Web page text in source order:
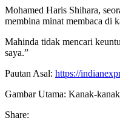
Mohamed Haris Shihara,
membina minat membaca di
Mahinda tidak mencari
saya.”
Pautan Asal: https://
Gambar Utama: Kanak-
Share: